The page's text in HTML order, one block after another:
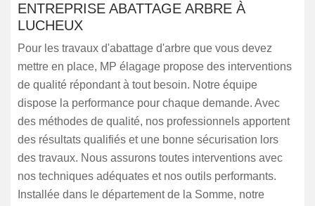
ENTREPRISE ABATTAGE ARBRE À
LUCHEUX
Pour les travaux d'abattage d'arbre que vous devez
mettre en place, MP élagage propose des interventions
de qualité répondant à tout besoin. Notre équipe
dispose la performance pour chaque demande. Avec
des méthodes de qualité, nos professionnels apportent
des résultats qualifiés et une bonne sécurisation lors
des travaux. Nous assurons toutes interventions avec
nos techniques adéquates et nos outils performants.
Installée dans le département de la Somme, notre